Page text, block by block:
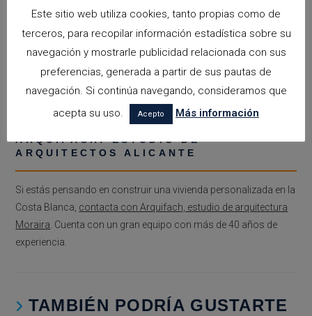
ARQUIFACH: ESTUDIO DE
ARQUITECTOS ALICANTE
Si estás pensando en construir una vivienda personalizada en la
Costa Blanca, contacta con Arquifach, estudio de arquitectura
Moraira . Cuenta con un gran equipo con más de 40 años de
experiencia.
TAMBIÉN PODRÍA GUSTARTE
Este sitio web utiliza cookies, tanto propias como de
terceros, para recopilar información estadística sobre su
navegación y mostrarle publicidad relacionada con sus
preferencias, generada a partir de sus pautas de
navegación. Si continúa navegando, consideramos que
acepta su uso.
Acepto Más información